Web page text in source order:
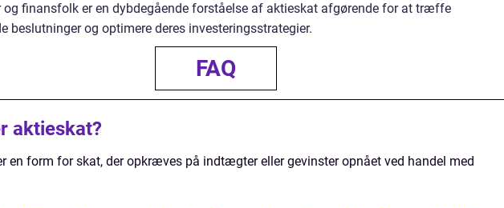
og finansfolk er en dybdegående forståelse af aktieskat afgørende for at træffe
beslutninger og optimere deres investeringsstrategier.
FAQ
aktieskat?
en form for skat, der opkræves på indtægter eller gevinster opnået ved handel med